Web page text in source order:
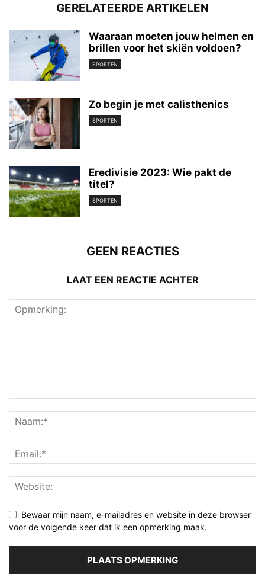
GERELATEERDE ARTIKELEN
Waaraan moeten jouw helmen en
brillen voor het skiën voldoen?
SPORTEN
Zo begin je met calisthenics
SPORTEN
Eredivisie 2023: Wie pakt de
titel?
SPORTEN
GEEN REACTIES
LAAT EEN REACTIE ACHTER
Bewaar mijn naam, e-mailadres en website in deze browser
voor de volgende keer dat ik een opmerking maak.